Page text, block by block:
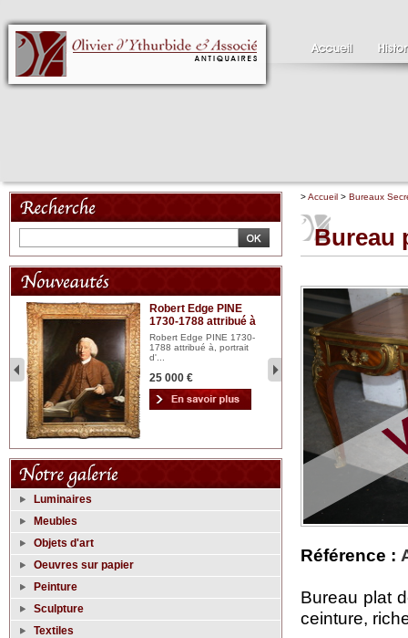
Robert Edge PINE
1730-1788 attribué à
Robert Edge PINE 1730-
1788 attribué à, portrait
d'...
25 000 € 2
Luminaires
Meubles
Objets d'art
Oeuvres sur papier
Peinture
Sculpture
Textiles
>Accueil > Bureaux
Bureau
Référence :
Bureau plat
ceinture,